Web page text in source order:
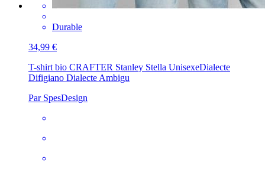
Durable
34,99 €
T-shirt bio CRAFTER Stanley Stella UnisexeDialecte
Difigiano Dialecte Ambigu
Par SpesDesign